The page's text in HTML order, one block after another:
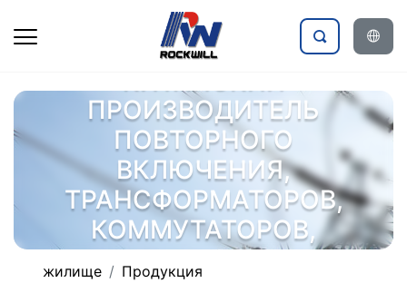
ПРОИЗВОДИТЕЛЬ
ПОВТОРНОГО
ВКЛЮЧЕНИЯ,
ТРАНСФОРМАТОРОВ,
КОММУТАТОРОВ,
ЭЛЕКТРОАГРЕГАТОВ
жилище
Продукция